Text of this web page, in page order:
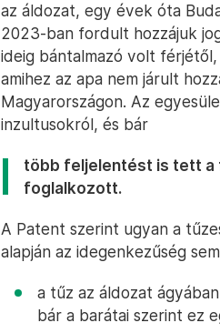
az áldozat, egy évek óta
2023-ban fordult hozzájuk
ideig bántalmazó volt
amihez az apa nem járult
Magyarországon. Az
inzultusokról, és bár
több feljelentést is tett a
foglalkozott.
A Patent szerint ugyan a
alapján az idegenkezűség
a tűz az áldozat
bár a barátai szerint ez